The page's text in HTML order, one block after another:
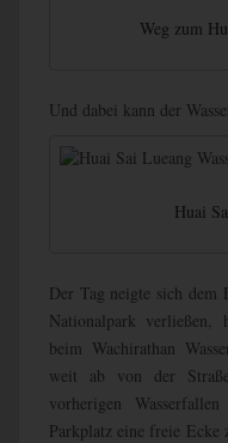
Weg zum
Und dabei kann der
Huai
Der Tag neigte sich
Nationalpark
beim Wachirathan
weit ab von der
vorherigen
Parkplatz eine freie Ecke